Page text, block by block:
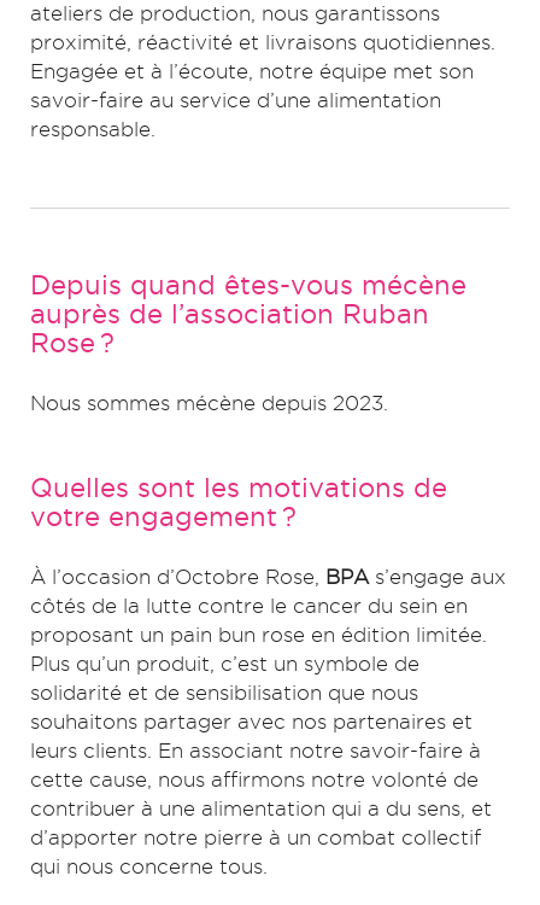
ateliers de production, nous garantissons
proximité, réactivité et livraisons quotidiennes.
Engagée et à l’écoute, notre équipe met son
savoir-faire au service d’une alimentation
responsable.
Depuis quand êtes-vous mécène
auprès de l’association Ruban
Rose ?
Nous sommes mécène depuis 2023.
Quelles sont les motivations de
votre engagement ?
À l’occasion d’Octobre Rose, BPA s’engage aux
côtés de la lutte contre le cancer du sein en
proposant un pain bun rose en édition limitée.
Plus qu’un produit, c’est un symbole de
solidarité et de sensibilisation que nous
souhaitons partager avec nos partenaires et
leurs clients. En associant notre savoir-faire à
cette cause, nous affirmons notre volonté de
contribuer à une alimentation qui a du sens, et
d’apporter notre pierre à un combat collectif
qui nous concerne tous.